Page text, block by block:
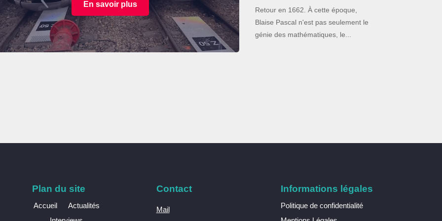
En savoir plus
Retour en 1662. À cette époque,
Blaise Pascal n'est pas seulement le
génie des mathématiques, le...
Plan du site
Accueil
Actualités
Contact
Mail
Informations légales
Politique de confidentialité